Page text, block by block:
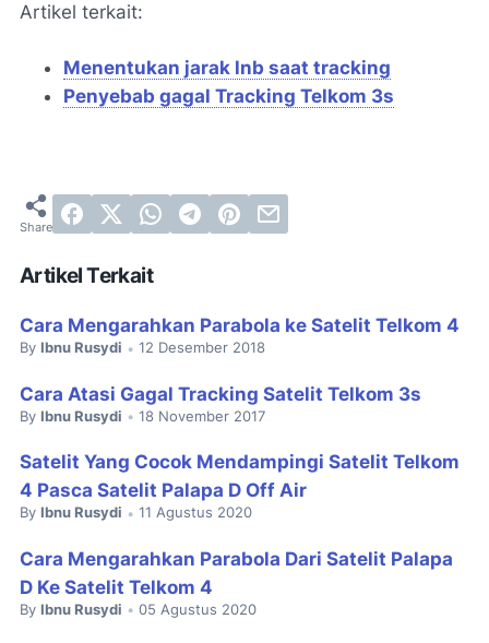
Artikel terkait:
Menentukan jarak lnb saat tracking
Penyebab gagal Tracking Telkom 3s
Artikel Terkait
Cara Mengarahkan Parabola ke Satelit Telkom 4
By Ibnu Rusydi • 12 Desember 2018
Cara Atasi Gagal Tracking Satelit Telkom 3s
By Ibnu Rusydi • 18 November 2017
Satelit Yang Cocok Mendampingi Satelit Telkom
4 Pasca Satelit Palapa D Off Air
By Ibnu Rusydi • 11 Agustus 2020
Cara Mengarahkan Parabola Dari Satelit Palapa
D Ke Satelit Telkom 4
By Ibnu Rusydi • 05 Agustus 2020